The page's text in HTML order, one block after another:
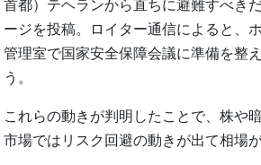
首都）テヘランから直ちに避難すべき
ージを投稿。ロイター通信によると、
管理室で国家安全保障会議に準備を整
う。
これらの動きが判明したことで、株や
市場ではリスク回避の動きが出て相場